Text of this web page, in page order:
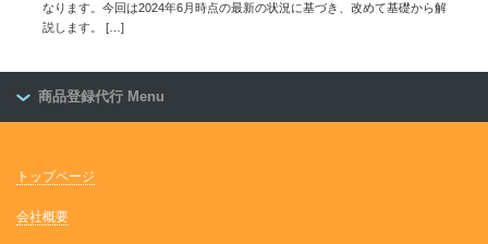
なります。今回は2024年6月時点の最新の状況に基づき、改めて基礎から解
説します。
[…]
商品登録代行 Menu
トップページ
会社概要